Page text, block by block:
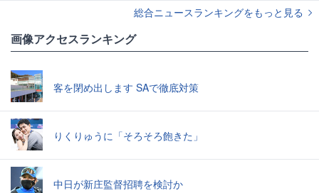
総合ニュースランキングをもっと見る
画像アクセスランキング
客を閉め出します SAで徹底対策
りくりゅうに「そろそろ飽きた」
中日が新庄監督招聘を検討か